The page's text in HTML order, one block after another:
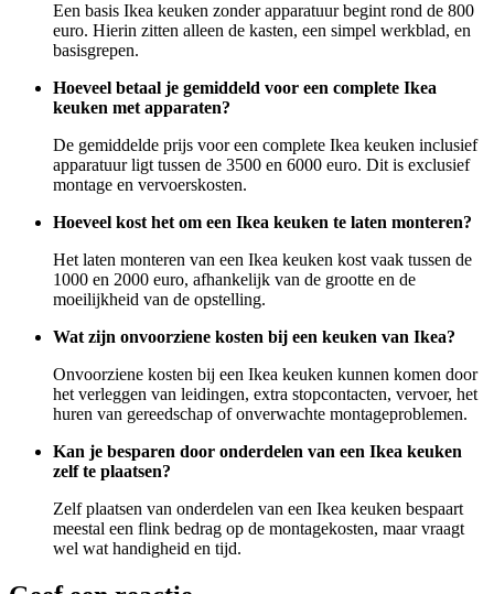
Een basis Ikea keuken zonder apparatuur begint rond de 800
euro. Hierin zitten alleen de kasten, een simpel werkblad, en
basisgrepen.
Hoeveel betaal je gemiddeld voor een complete Ikea
keuken met apparaten?
De gemiddelde prijs voor een complete Ikea keuken inclusief
apparatuur ligt tussen de 3500 en 6000 euro. Dit is exclusief
montage en vervoerskosten.
Hoeveel kost het om een Ikea keuken te laten monteren?
Het laten monteren van een Ikea keuken kost vaak tussen de
1000 en 2000 euro, afhankelijk van de grootte en de
moeilijkheid van de opstelling.
Wat zijn onvoorziene kosten bij een keuken van Ikea?
Onvoorziene kosten bij een Ikea keuken kunnen komen door
het verleggen van leidingen, extra stopcontacten, vervoer, het
huren van gereedschap of onverwachte montageproblemen.
Kan je besparen door onderdelen van een Ikea keuken
zelf te plaatsen?
Zelf plaatsen van onderdelen van een Ikea keuken bespaart
meestal een flink bedrag op de montagekosten, maar vraagt
wel wat handigheid en tijd.